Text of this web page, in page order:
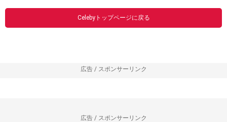
Celebyトップページに戻る
広告 / スポンサーリンク
広告 / スポンサーリンク